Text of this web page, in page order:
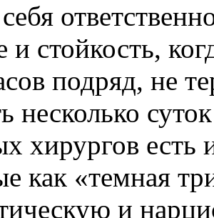
и стойкость,
подряд, не
несколько
хирургов есть
как «темная
и